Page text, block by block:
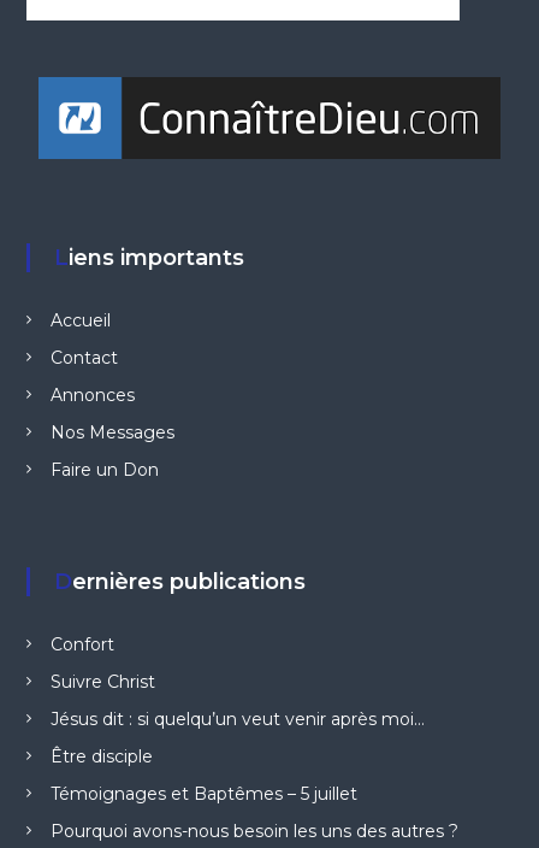
Liens importants
Accueil
Contact
Annonces
Nos Messages
Faire un Don
Dernières publications
Confort
Suivre Christ
Jésus dit : si quelqu’un veut venir après moi…
Être disciple
Témoignages et Baptêmes – 5 juillet
Pourquoi avons-nous besoin les uns des autres ?